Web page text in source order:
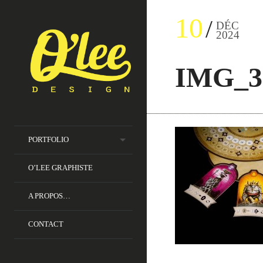
PORTFOLIO
O’LEE GRAPHISTE
A PROPOS…
CONTACT
10 DÉC
2024